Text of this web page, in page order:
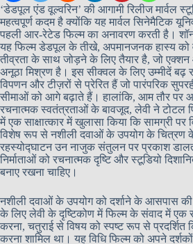
‘डेडपूल एंड वूल्वरिन’ की आगामी रिलीज मार्वल
महत्वपूर्ण कदम है क्योंकि यह मार्वल सिनेमैटिक
पहली आर-रेटेड फिल्म का अनावरण करती है। शॉन
यह फिल्म डेडपूल के तीखे, अपमानजनक हास्य को
तीव्रता के साथ जोड़ने के लिए तैयार है, जो
अनूठा मिश्रण है। इस सीक्वल के लिए उम्मीदें बढ़
विपणन और टीज़रों से प्रेरित हैं जो पारंपरिक
सीमाओं को आगे बढ़ाते हैं। हालांकि, आम तौर पर
रचनात्मक स्वतंत्रताओं के बावजूद, लेवी ने टोटल
में एक साक्षात्कार में खुलासा किया कि सामग्री पर
विशेष रूप से नशीली दवाओं के उपयोग के
रहस्योद्घाटन उन नाजुक संतुलन पर प्रकाश
निर्माताओं को रचनात्मक दृष्टि और स्टूडियो
बनाए रखना चाहिए।
नशीली दवाओं के उपयोग को दर्शाने के आसपास
के लिए लेवी के दृष्टिकोण में फिल्म के संवाद में एक
करना, चतुराई से विषय को स्पष्ट रूप से प्रदर्शित
करना शामिल था। यह विधि फिल्म को अपने